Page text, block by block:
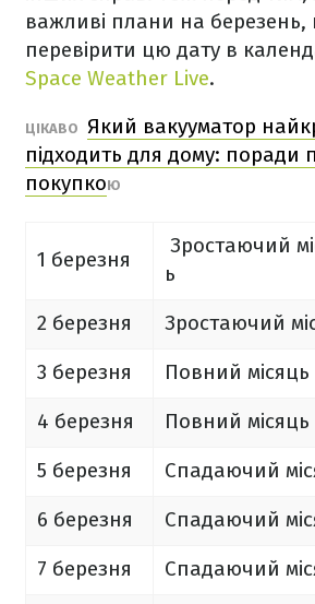
важливі плани на березень,
перевірити цю дату в
Space Weather Live.
ЦІКАВО Який вакууматор
підходить для дому: поради
покупкоЮ
1 березня
Зростаючий
ь
2 березня Зростаючий
3 березня
Повний місяць
4 березня
Повний місяць
5 березня
Спадаючий
6 березня
Спадаючий
7 березня
Спадаючий